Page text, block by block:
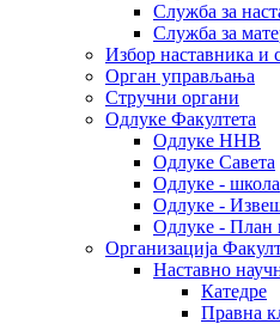
Служба за
Служба за
Избор наставника и
Oрган управљања
Стручни органи
Одлуке Факултета
Одлуке ННВ
Одлуке Савета
Одлуке -
Одлуке -
Одлуке - План
Организација
Наставно
Катедре
Правна